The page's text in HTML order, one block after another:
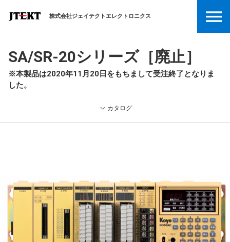
株式会社ジェイテクトエレクトロニクス
SA/SR-20シリーズ［廃止］
※本製品は2020年11月20日をもちまして受注終了となりま
した。
カタログ